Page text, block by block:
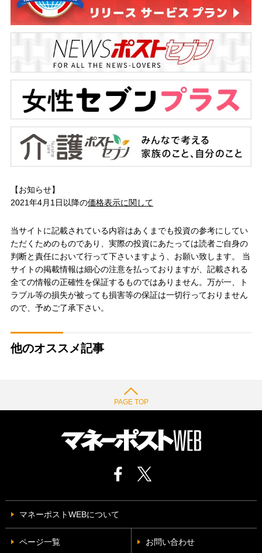
【お知らせ】
2021年4月1日以降の価格表示に関して
当サイトに記載されている内容はあくまでも投資の参考にしてい
ただくためのものであり、実際の投資にあたっては読者ご自身の
判断と責任において行って下さいますよう、お願い致します。 当
サイトの掲載情報は細心の注意を払っておりますが、記載される
全ての情報の正確性を保証するものではありません。万が一、ト
ラブル等の損失が被っても損害等の保証は一切行っておりません
ので、予めご了承下さい。
他のオススメ記事
PAGE TOP
マネーポストWEBについて
ページ一覧 お問い合わせ